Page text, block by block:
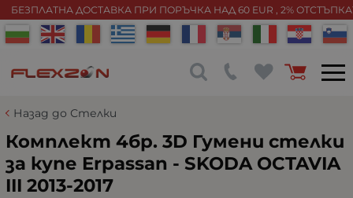
БЕЗПЛАТНА ДОСТАВКА ПРИ ПОРЪЧКА НАД 60 EUR , 2%
Назад до Стелки
Комплект 4бр. 3D Гумени стелки
за купе Erpassan - SKODA OCTAVIA
III 2013-2017